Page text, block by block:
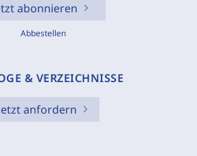
abonnieren
Abbestellen
& VERZEICHNISSE
anfordern